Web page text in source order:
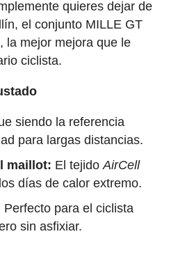
quieres dejar de
el conjunto MILLE GT
la mejor mejora que le
ciclista.
siendo la referencia
para largas distancias.
maillot: El tejido AirCell
días de calor extremo.
Perfecto para el ciclista
sin asfixiar.